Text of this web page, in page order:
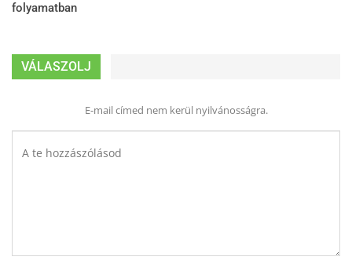
folyamatban
VÁLASZOLJ
E-mail címed nem kerül nyilvánosságra.